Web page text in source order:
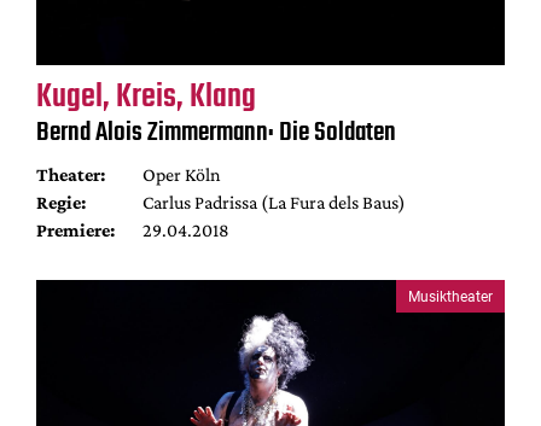
Kugel, Kreis, Klang
Bernd Alois Zimmermann: Die Soldaten
Theater:
Oper Köln
Regie:
Carlus Padrissa (La Fura dels Baus)
Premiere:
29.04.2018
Musiktheater